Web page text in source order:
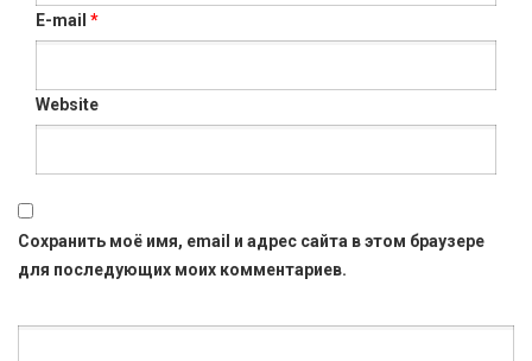
E-mail *
Website
Сохранить моё имя, email и адрес сайта в этом браузере
для последующих моих комментариев.